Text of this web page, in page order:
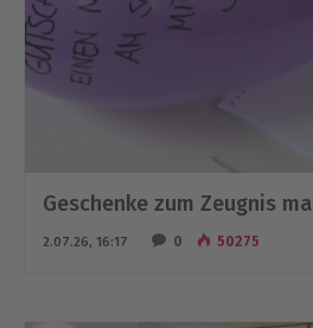
Geschenke zum Zeugnis
2.07.26, 16:17 0 50275